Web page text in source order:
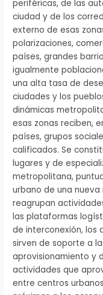
periféricas, de las
ciudad y de los
externo de esas
polarizaciones,
países, grandes
igualmente
una alta tasa de
ciudades y los
dinámicas
esas zonas reciben,
países, grupos
calificados. Se
lugares y de
metropolitana,
urbano de una
reagrupan
las plataformas
de interconexión, los
sirven de soporte a
aprovisionamiento y
actividades que
entre centros